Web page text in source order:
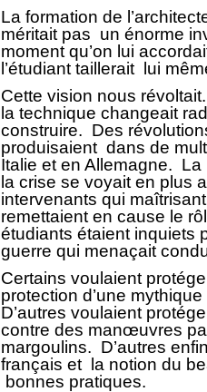
La formation de
méritait pas un énorme
moment qu’on lui
l’étudiant taillerait
lui
Cette vision nous
la technique changeait
construire. Des
produisaient dans de
Italie et en Allemagne. La
la crise se voyait en plus
intervenants qui
remettaient en cause le
étudiants étaient inquiets
guerre qui menaçait
Certains voulaient
protection d’une
D’autres voulaient
contre des manœuvres
margoulins. D’autres
français et
la notion du
bonnes pratiques.